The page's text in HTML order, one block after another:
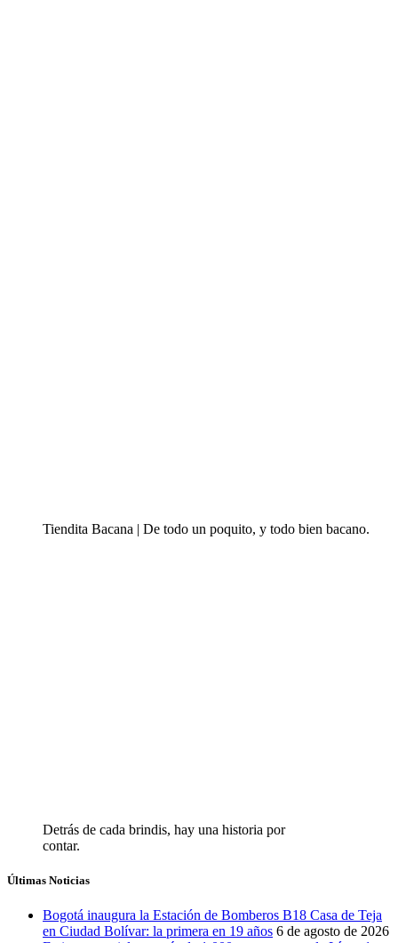
Tiendita Bacana | De todo un poquito, y todo bien bacano.
Detrás de cada brindis, hay una historia por
contar.
Últimas Noticias
Bogotá inaugura la Estación de Bomberos B18 Casa de Teja
en Ciudad Bolívar: la primera en 19 años 6 de agosto de 2026